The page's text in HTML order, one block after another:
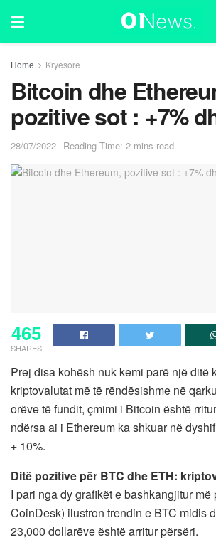
Home Kryesore
Bitcoin dhe
pozitive sot : +7%
28/07/2022 Reading Time: 2 mins read
465
SHARES
Prej disa kohësh nuk kemi parë një ditë
kriptovalutat më të rëndësishme në
orëve të fundit, çmimi i Bitcoin është
ndërsa ai i Ethereum ka shkuar në
+ 10%.
Ditë pozitive për BTC dhe ETH:
I pari nga dy grafikët e bashkangjitur më
CoinDesk) ilustron trendin e BTC midis
23,000 dollarëve është arritur përsëri.